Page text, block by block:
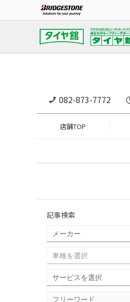
082-873-7772
店舗TOP
記事検索